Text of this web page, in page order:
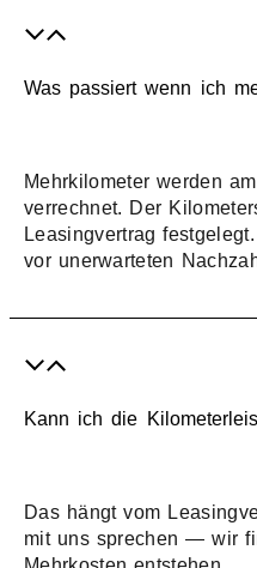
Was passiert wenn ich
Mehrkilometer werden
verrechnet. Der
Leasingvertrag
vor unerwarteten
Kann ich die
Das hängt vom
mit uns sprechen — wir